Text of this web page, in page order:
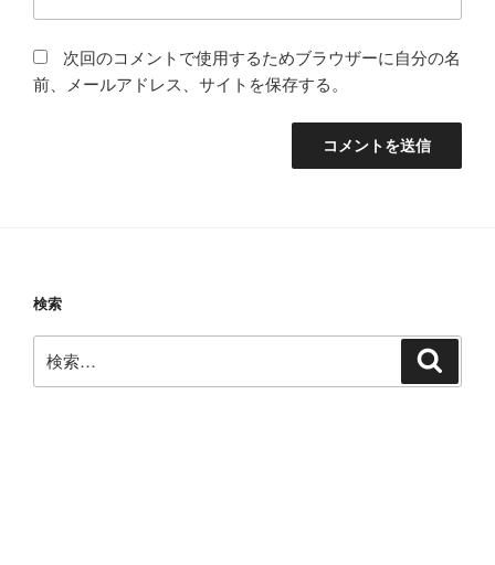
次回のコメントで使用するためブラウザーに自分の名
前、メールアドレス、サイトを保存する。
検索
索: